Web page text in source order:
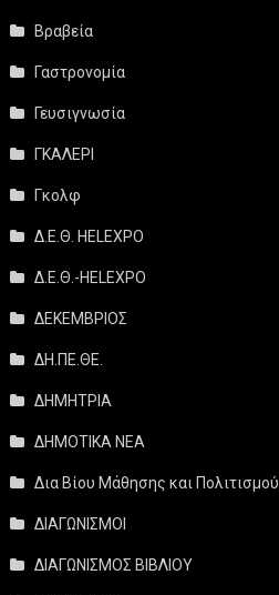
Βραβεία
Γαστρονομία
Γευσιγνωσία
ΓΚΑΛΕΡΙ
Γκολφ
Δ.Ε.Θ. HELEXPO
Δ.Ε.Θ.-HELEXPO
ΔΕΚΕΜΒΡΙΟΣ
ΔΗ.ΠΕ.ΘΕ.
ΔΗΜΗΤΡΙΑ
ΔΗΜΟΤΙΚΑ ΝΕΑ
Δια Βίου Μάθησης και Πολιτισμού
ΔΙΑΓΩΝΙΣΜΟΙ
ΔΙΑΓΩΝΙΣΜΟΣ ΒΙΒΛΙΟΥ